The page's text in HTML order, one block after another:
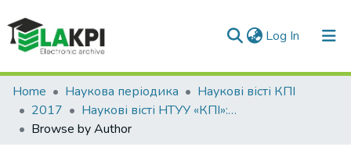
Log In (current)
Communities & Collections
All of DSpace
Home Наукова періодика
Наукові вісті КПІ
2017
Наукові вісті НТУУ «КПІ»: міжнародний науково-технічний журнал, № 4(114)
Browse by Author